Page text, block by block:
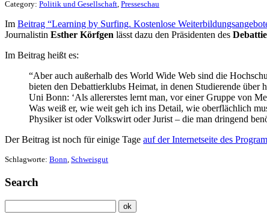
Category: Politik und Gesellschaft Presseschau
Im Beitrag “Learning by Surfing. Kostenlose
Journalistin Esther Körfgen lässt dazu den Präsidenten des
Im Beitrag heißt es:
“Aber auch außerhalb des World Wide Web sind die
bieten den Debattierklubs Heimat, in denen Studierende über
Uni Bonn: ‘Als allererstes lernt man, vor einer Gruppe von
Was weiß er, wie weit geh ich ins Detail, wie oberflächlich
Physiker ist oder Volkswirt oder Jurist – die man dringend
Der Beitrag ist noch für einige Tage auf der Internetseite des
Schlagworte: Bonn Schweisgut
Search